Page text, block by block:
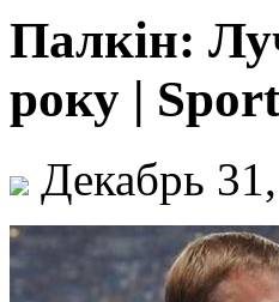
Палкін:
року |
Декабрь